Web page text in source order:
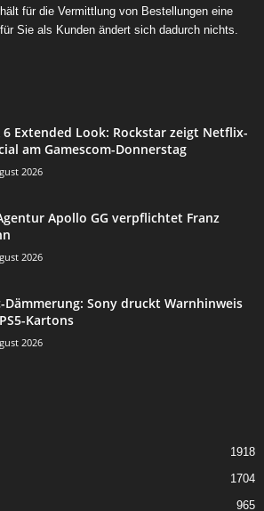
für die Vermittlung von Bestellungen eine
Sie als Kunden ändert sich dadurch nichts.
6 Extended Look: Rockstar zeigt Netflix-
am Gamescom-Donnerstag
2026
Apollo GG verpflichtet Franz
2026
Dämmerung: Sony druckt Warnhinweis
Kartons
2026
1918
1704
965